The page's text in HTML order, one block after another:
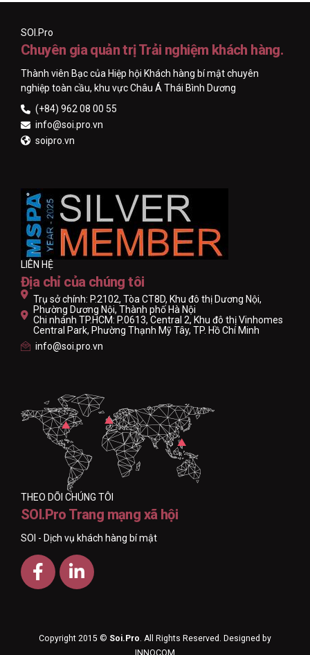
SOI.Pro
Chuyên gia quản trị Trải nghiệm khách hàng.
Thành viên Bạc của Hiệp hội Khách hàng bí mật chuyên
nghiệp toàn cầu, khu vực Châu Á Thái Bình Dương
(+84) 962 08 00 55
info@soi.pro.vn
soipro.vn
LIÊN HỆ
Địa chỉ của chúng tôi
Trụ sở chính: P.2102, Tòa CT8D, Khu đô thị Dương Nội,
Phường Dương Nội, Thành phố Hà Nội
Chi nhánh TP.HCM: P.0613, Central 2, Khu đô thị Vinhomes
Central Park, Phường Thạnh Mỹ Tây, TP. Hồ Chí Minh
info@soi.pro.vn
THEO DÕI CHÚNG TÔI
SOI.Pro Trang mạng xã hội
SOI - Dịch vụ khách hàng bí mật
Copyright 2015 © Soi.Pro . All Rights Reserved. Designed by
INNOCOM